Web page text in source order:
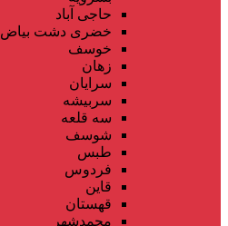
حاجی آباد
خضری دشت بیاض
خوسف
زهان
سرایان
سربیشه
سه قلعه
شوسف
طبس
فردوس
قاین
قهستان
محمدشهر